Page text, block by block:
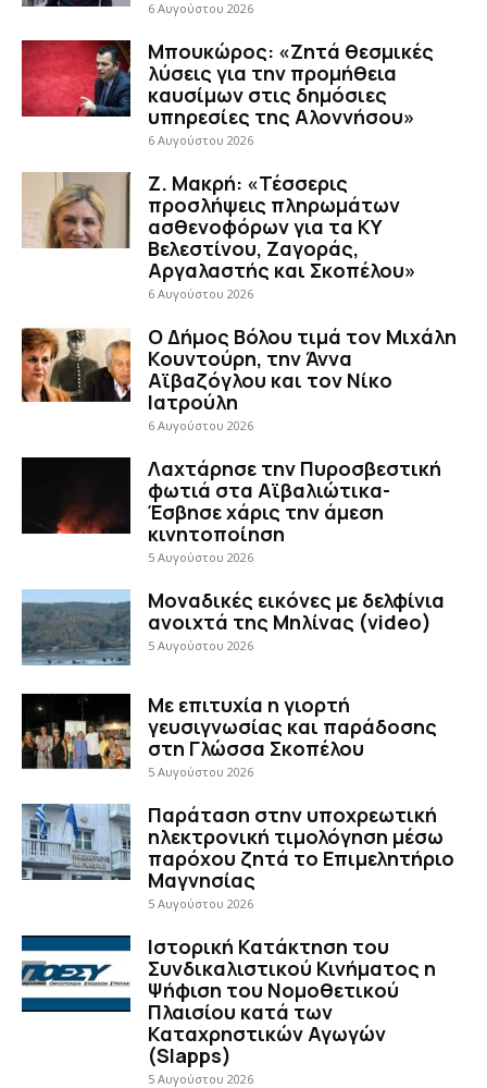
6 Αυγούστου 2026
Μπουκώρος: «Ζητά θεσμικές
λύσεις για την προμήθεια
καυσίμων στις δημόσιες
υπηρεσίες της Αλοννήσου»
6 Αυγούστου 2026
Ζ. Μακρή: «Τέσσερις
προσλήψεις πληρωμάτων
ασθενοφόρων για τα ΚΥ
Βελεστίνου, Ζαγοράς,
Αργαλαστής και Σκοπέλου»
6 Αυγούστου 2026
Ο Δήμος Βόλου τιμά τον Μιχάλη
Κουντούρη, την Άννα
Αϊβαζόγλου και τον Νίκο
Ιατρούλη
6 Αυγούστου 2026
Λαχτάρησε την Πυροσβεστική
φωτιά στα Αϊβαλιώτικα-
Έσβησε χάρις την άμεση
κινητοποίηση
5 Αυγούστου 2026
Μοναδικές εικόνες με δελφίνια
ανοιχτά της Μηλίνας (video)
5 Αυγούστου 2026
Με επιτυχία η γιορτή
γευσιγνωσίας και παράδοσης
στη Γλώσσα Σκοπέλου
5 Αυγούστου 2026
Παράταση στην υποχρεωτική
ηλεκτρονική τιμολόγηση μέσω
παρόχου ζητά το Επιμελητήριο
Μαγνησίας
5 Αυγούστου 2026
Ιστορική Κατάκτηση του
Συνδικαλιστικού Κινήματος η
Ψήφιση του Νομοθετικού
Πλαισίου κατά των
Καταχρηστικών Αγωγών
(Slapps)
5 Αυγούστου 2026